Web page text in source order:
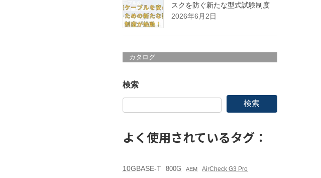
スクを防ぐ新たな型式試験制度
2026年6月2日
カタログ
検索
検索
よく使用されているタグ：
10GBASE-T 800G AEM AirCheck G3 Pro